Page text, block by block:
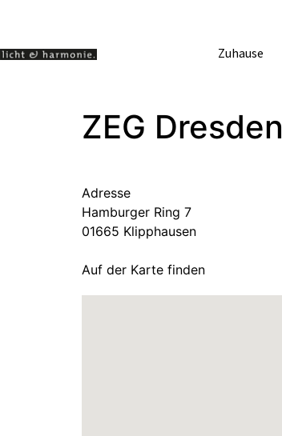
Zuhause
ZEG Dresden
Adresse
Hamburger Ring 7
01665 Klipphausen
Auf der Karte finden